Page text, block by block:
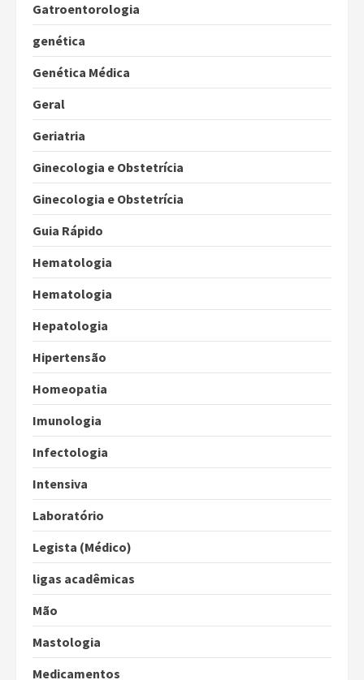
Gatroentorologia
genética
Genética Médica
Geral
Geriatria
Ginecologia e Obstetrícia
Ginecologia e Obstetrícia
Guia Rápido
Hematologia
Hematologia
Hepatologia
Hipertensão
Homeopatia
Imunologia
Infectologia
Intensiva
Laboratório
Legista (Médico)
ligas acadêmicas
Mão
Mastologia
Medicamentos